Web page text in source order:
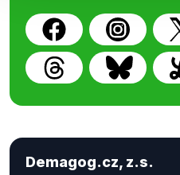
Demagog.cz, z.s.